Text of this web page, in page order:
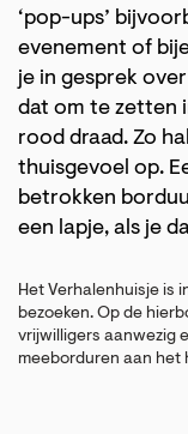
‘pop-ups’
evenement of
je in gesprek
dat om te zetten
rood draad. Zo
thuisgevoel op.
betrokken
een lapje, als je
Het Verhalenhuisje is
bezoeken. Op de
vrijwilligers aanwezig
meeborduren aan het